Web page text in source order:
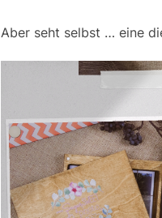
Aber seht selbst … eine